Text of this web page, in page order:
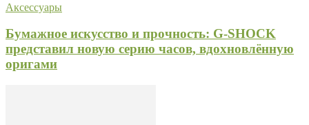
Аксессуары
Бумажное искусство и прочность: G-SHOCK
представил новую серию часов, вдохновлённую
оригами